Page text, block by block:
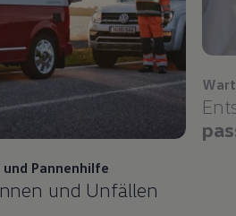
Pannenhilfe
und Unfällen